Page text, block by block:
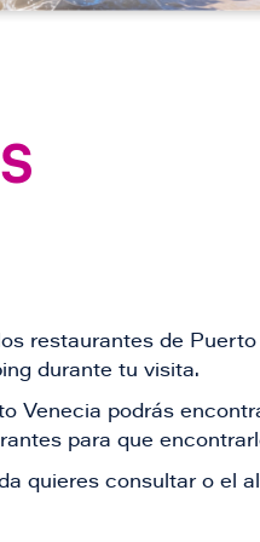
restaurantes de
durante tu visita.
Venecia podrás
para que
quieres consultar o el